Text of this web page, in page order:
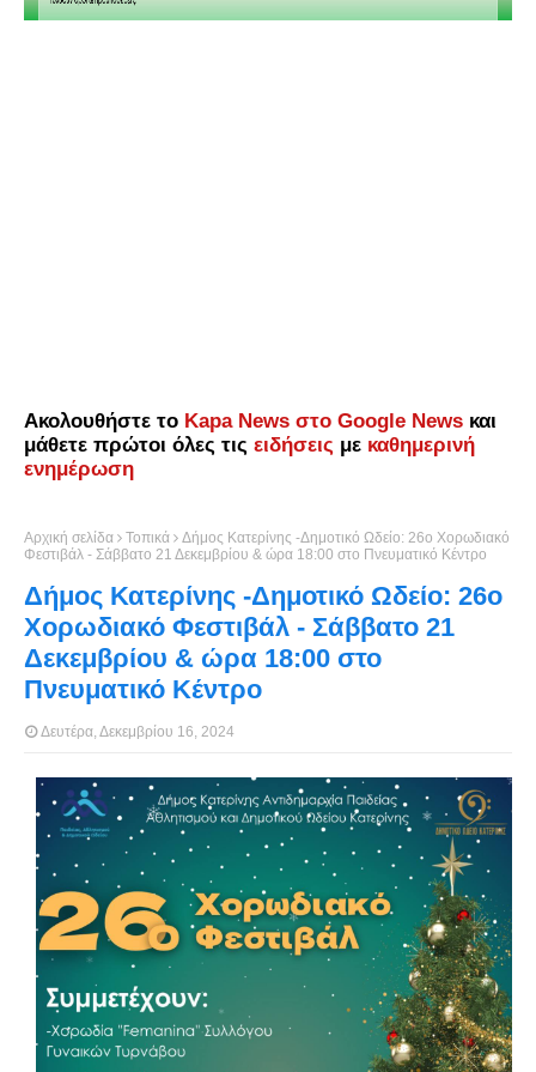
Ακολουθήστε το Kapa News στο Google News και
μάθετε πρώτοι όλες τις ειδήσεις με καθημερινή
ενημέρωση
Αρχική σελίδα Τοπικά
Δήμος Κατερίνης -Δημοτικό Ωδείο: 26ο Χορωδιακό
Φεστιβάλ - Σάββατο 21 Δεκεμβρίου & ώρα 18:00 στο Πνευματικό Κέντρο
Δήμος Κατερίνης -Δημοτικό Ωδείο: 26ο
Χορωδιακό Φεστιβάλ - Σάββατο 21
Δεκεμβρίου & ώρα 18:00 στο
Πνευματικό Κέντρο
Δευτέρα, Δεκεμβρίου 16, 2024